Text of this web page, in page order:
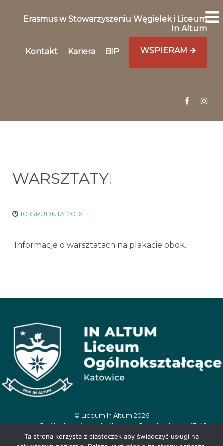
Erasmus w Stowarzyszeniu Węgielek i Liceum
In Altum
Kontakt Kariera BIP WSPIERAM 🡪
WARSZTATY!
10 GRUDNIA 2016
Informacje o warsztatach na plakacie obok.
© Liceum In Altum 2026
Liceum Ogólnokształcące In Altum, ul. Oswobodzenia 47, 40-
404 Katowice, tel. 506 390 359, e-mail:
Ta strona korzysta z ciasteczek aby świadczyć usługi na